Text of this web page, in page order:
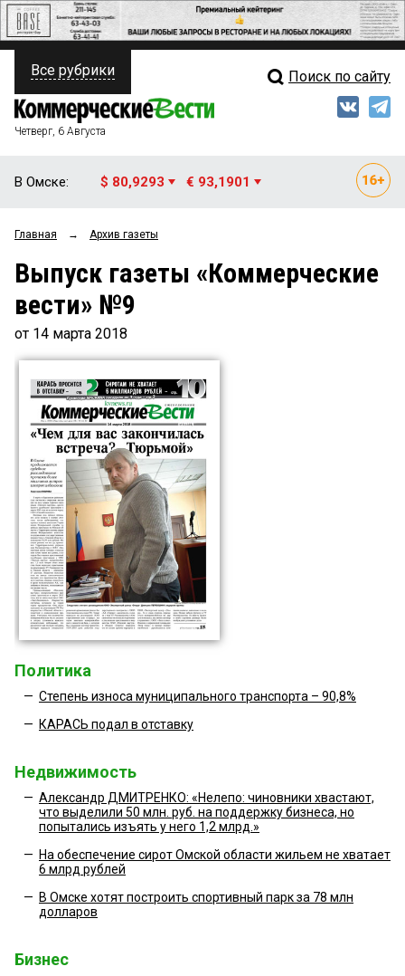
ПОЛИТИКА
ФИНАНСЫ
ОБЩЕСТВО
ЗАКОН
ПРОИСШЕСТВИЯ
СТИЛЬ ЖИЗНИ
Свежий выпуск
Рейтинги
Все рубрики Поиск по сайту
Четверг, 6 Августа
В Омске: $ 80,9293 € 93,1901
Главная → Архив газеты
Выпуск газеты «Коммерческие
вести» №9
от 14 марта 2018
Политика
— Степень износа муниципального транспорта – 90,8%
— КАРАСЬ подал в отставку
Недвижимость
— Александр ДМИТРЕНКО: «Нелепо: чиновники хвастают,
что выделили 50 млн. руб. на поддержку бизнеса, но
попытались изъять у него 1,2 млрд.»
— На обеспечение сирот Омской области жильем не хватает
6 млрд рублей
— В Омске хотят построить спортивный парк за 78 млн
долларов
Бизнес